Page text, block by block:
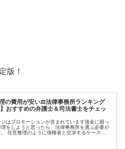
版！
の費用が安い⚖️法律事務所ランキング
】おすすめの弁護士＆司法書士をチェッ
はプロモーションが含まれています借金に困っ
をしようと思ったら、法律事務所を選ぶ必要が
任意整理のように債権者と交渉するケース 自